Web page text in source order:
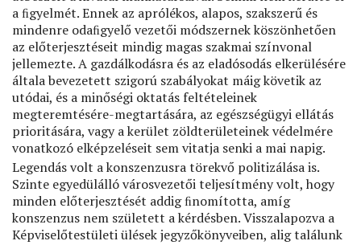
a ﬁgyelmét. Ennek az aprólékos, alapos, szakszerű és
mindenre odaﬁgyelő vezetői módszernek köszönhetően
az előterjesztéseit mindig magas szakmai színvonal
jellemezte. A gazdálkodásra és az eladósodás elkerülésére
általa bevezetett szigorú szabályokat máig követik az
utódai, és a minőségi oktatás feltételeinek
megteremtésére-megtartására, az egészségügyi ellátás
prioritására, vagy a kerület zöldterületeinek védelmére
vonatkozó elképzeléseit sem vitatja senki a mai napig.
Legendás volt a konszenzusra törekvő politizálása is.
Szinte egyedülálló városvezetői teljesítmény volt, hogy
minden előterjesztését addig ﬁnomította, amíg
konszenzus nem született a kérdésben. Visszalapozva a
Képviselőtestületi ülések jegyzőkönyveiben, alig találunk